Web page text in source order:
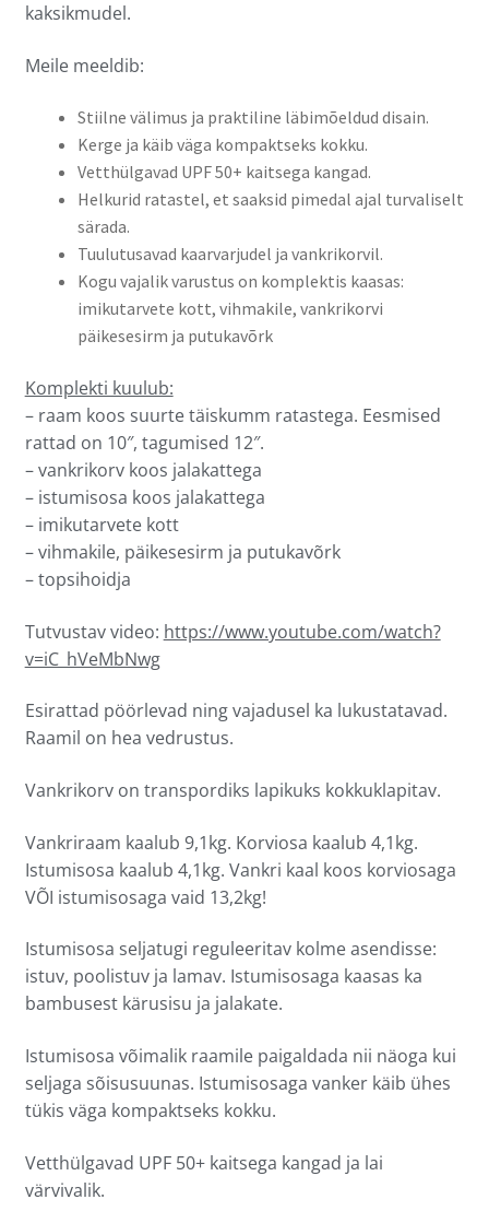
kaksikmudel.
Meile meeldib:
Stiilne välimus ja praktiline läbimõeldud disain.
Kerge ja käib väga kompaktseks kokku.
Vetthülgavad UPF 50+ kaitsega kangad.
Helkurid ratastel, et saaksid pimedal ajal turvaliselt
särada.
Tuulutusavad kaarvarjudel ja vankrikorvil.
Kogu vajalik varustus on komplektis kaasas:
imikutarvete kott, vihmakile, vankrikorvi
päikesesirm ja putukavõrk
Komplekti kuulub:
– raam koos suurte täiskumm ratastega. Eesmised
rattad on 10″, tagumised 12″.
– vankrikorv koos jalakattega
– istumisosa koos jalakattega
– imikutarvete kott
– vihmakile, päikesesirm ja putukavõrk
– topsihoidja
Tutvustav video: https://www.youtube.com/watch?
v=iC_hVeMbNwg
Esirattad pöörlevad ning vajadusel ka lukustatavad.
Raamil on hea vedrustus.
Vankrikorv on transpordiks lapikuks kokkuklapitav.
Vankriraam kaalub 9,1kg. Korviosa kaalub 4,1kg.
Istumisosa kaalub 4,1kg. Vankri kaal koos korviosaga
VÕI istumisosaga vaid 13,2kg!
Istumisosa seljatugi reguleeritav kolme asendisse:
istuv, poolistuv ja lamav. Istumisosaga kaasas ka
bambusest kärusisu ja jalakate.
Istumisosa võimalik raamile paigaldada nii näoga kui
seljaga sõisusuunas. Istumisosaga vanker käib ühes
tükis väga kompaktseks kokku.
Vetthülgavad UPF 50+ kaitsega kangad ja lai
värvivalik.